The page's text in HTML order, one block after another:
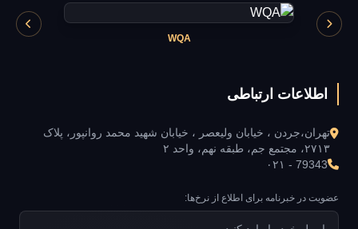
WQA
اطلاعات ارتباطی
تهران،جردن ، خیابان ولیعصر ، خیابان شهید محمد روانپور، پلاک
۲۷۱۳، مجتمع جم، طبقه نهم، واحد ۲
۰۲۱ - 79343
عضویت در خبرنامه برای اطلاع از نرخ‌ها: